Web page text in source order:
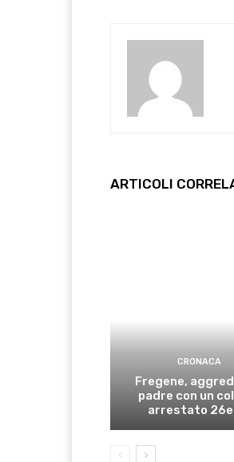
ARTICOLI
CRONACA
Fregene,
padre con un
arrestato